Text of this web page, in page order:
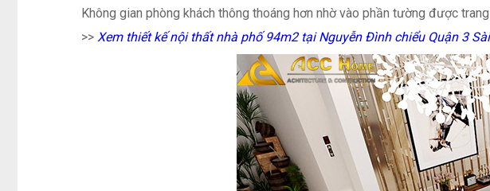
Không gian phòng khách thông thoáng hơn nhờ vào phần tường được
>> Xem thiết kế nội thất nhà phố 94m2 tại Nguyễn Đình chiểu Quận 3